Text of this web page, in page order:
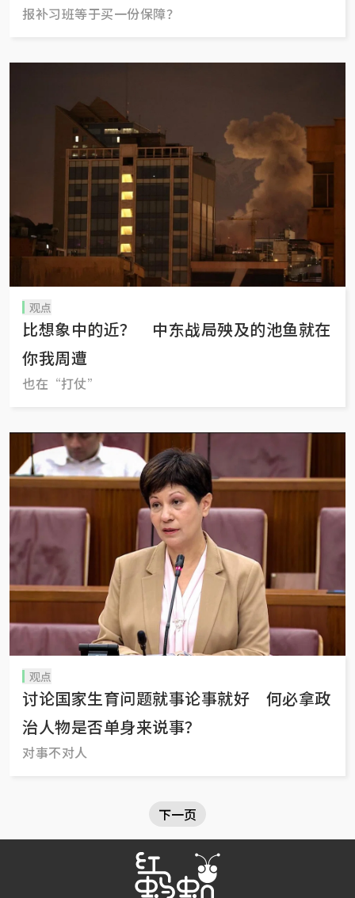
报补习班等于买一份保障？
观点
比想象中的近？ 中东战局殃及的池鱼就在
你我周遭
也在“打仗”
观点
讨论国家生育问题就事论事就好 何必拿政
治人物是否单身来说事？
对事不对人
下一页